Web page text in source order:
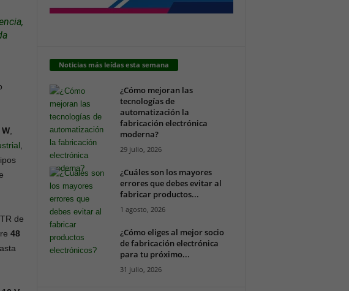
W
de
48
Noticias más leídas esta semana
¿Cómo mejoran las
tecnologías de
automatización la
fabricación electrónica
moderna?
29 julio, 2026
¿Cuáles son los mayores
errores que debes evitar al
fabricar productos...
1 agosto, 2026
¿Cómo eliges al mejor socio
de fabricación electrónica
para tu próximo...
31 julio, 2026